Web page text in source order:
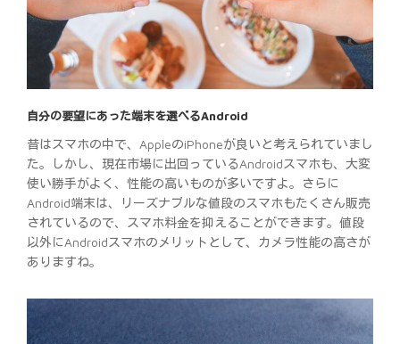
自分の要望にあった端末を選べるAndroid
昔はスマホの中で、AppleのiPhoneが良いと考えられていまし
た。しかし、現在市場に出回っているAndroidスマホも、大変
使い勝手がよく、性能の高いものが多いですよ。さらに
Android端末は、リーズナブルな値段のスマホもたくさん販売
されているので、スマホ料金を抑えることができます。値段
以外にAndroidスマホのメリットとして、カメラ性能の高さが
ありますね。